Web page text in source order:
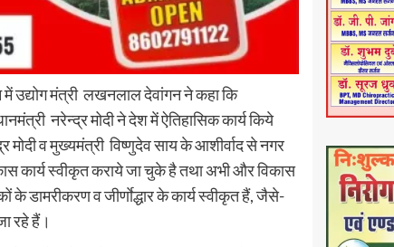
में उद्योग मंत्री लखनलाल देवांगन ने कहा कि
नरेन्द्र मोदी ने देश में ऐतिहासिक कार्य किये
मोदी व मुख्यमंत्री विष्णुदेव साय के आशीर्वाद से नगर
कार्य स्वीकृत कराये जा चुके है तथा अभी और विकास
डामरीकरण व जीर्णाेद्धार के कार्य स्वीकृत हैं, जैसे-
रहे हैं।